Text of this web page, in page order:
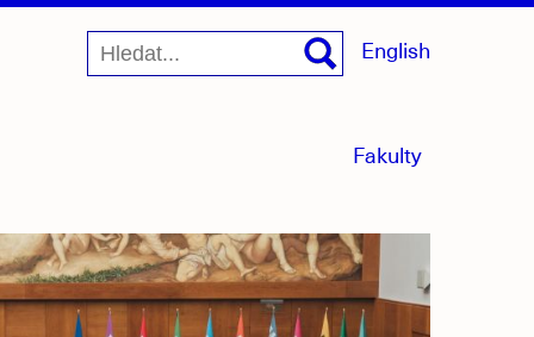
Fakultymenu
English